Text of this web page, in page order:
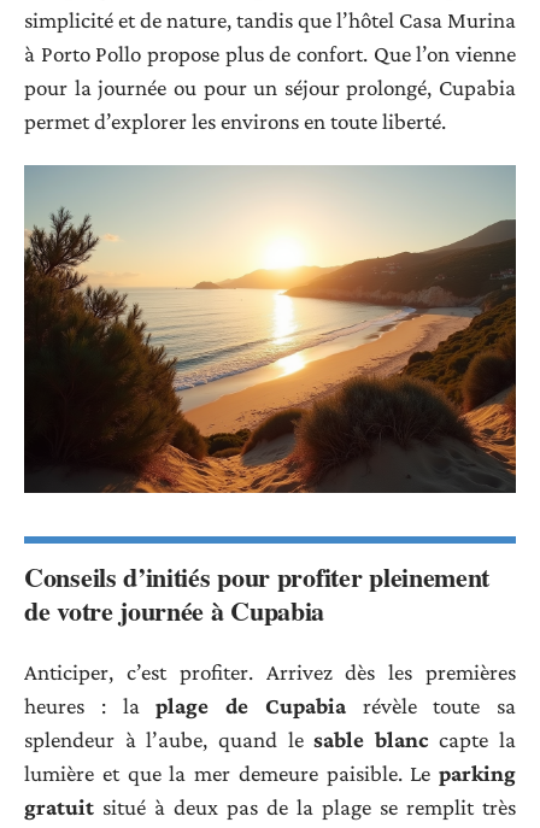
simplicité et de nature, tandis que l’hôtel Casa Murina
à Porto Pollo propose plus de confort. Que l’on vienne
pour la journée ou pour un séjour prolongé, Cupabia
permet d’explorer les environs en toute liberté.
Conseils d’initiés pour profiter pleinement
de votre journée à Cupabia
Anticiper, c’est profiter. Arrivez dès les premières
heures : laplage de Cupabiarévèle toute sa
splendeur à l’aube, quand lesable blanc capte la
lumière et que la mer demeure paisible. Le parking
gratuit situé à deux pas de la plage se remplit très